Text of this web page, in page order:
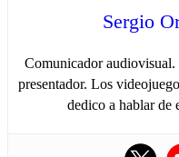
Sergio
Comunicador
presentador. Los
dedico a hablar de